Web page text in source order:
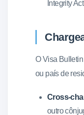
Integrity
O Visa
ou país de
Cross-
outro